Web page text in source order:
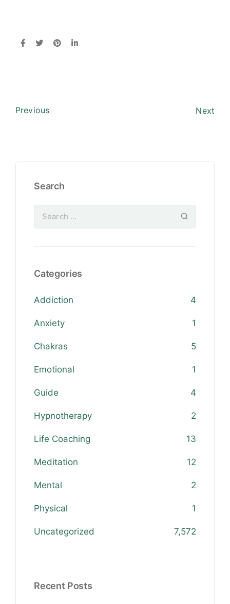
Previous Next
Search
Categories
Addiction 4
Anxiety 1
Chakras 5
Emotional 1
Guide 4
Hypnotherapy 2
Life Coaching 13
Meditation 12
Mental 2
Physical 1
Uncategorized 7,572
Recent Posts